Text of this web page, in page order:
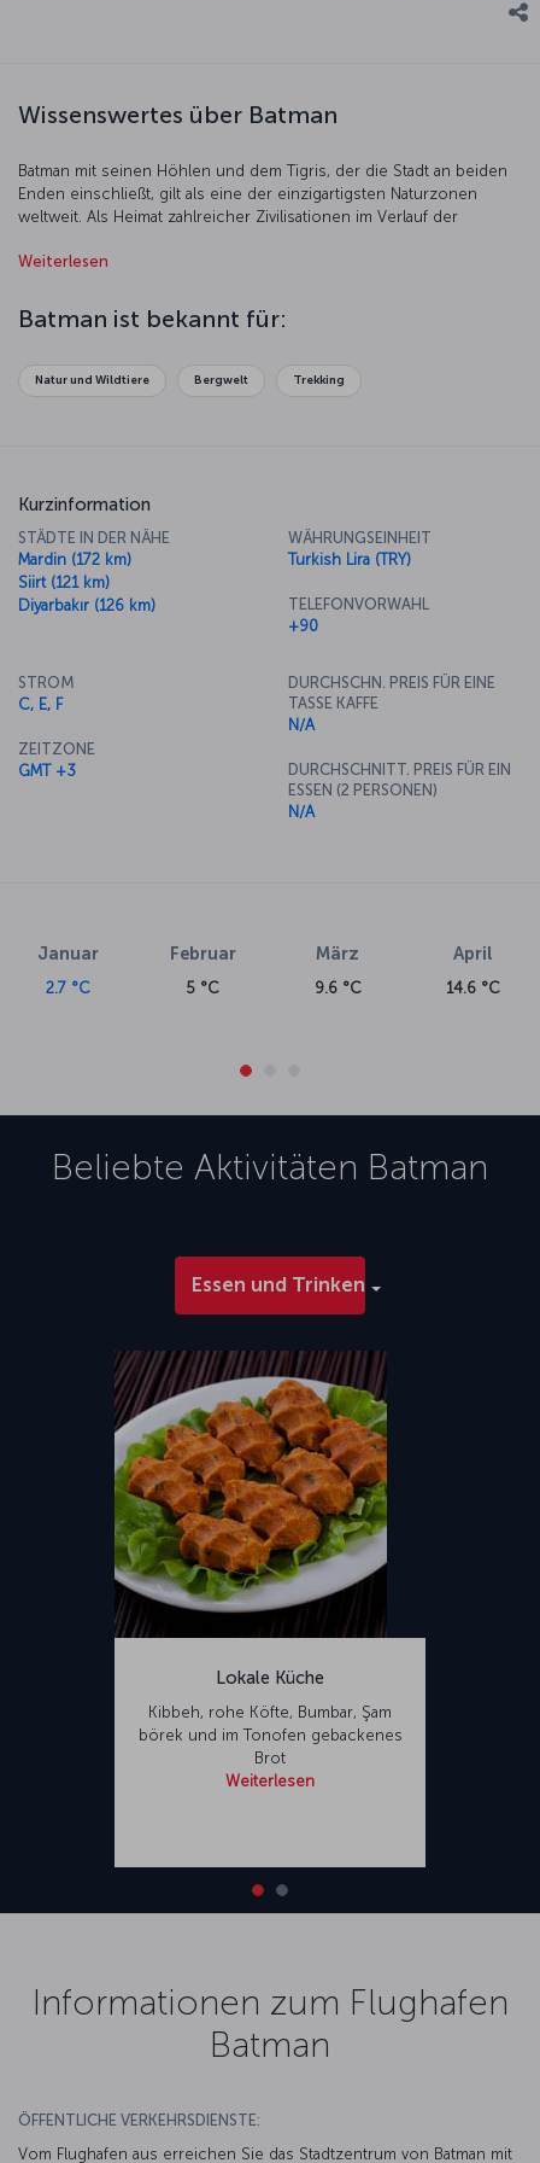
Wissenswertes über Batman
Batman mit seinen Höhlen und dem Tigris, der die Stadt an beiden
Enden einschließt, gilt als eine der einzigartigsten Naturzonen
weltweit. Als Heimat zahlreicher Zivilisationen im Verlauf der
archäologische Stätte. In Hasankeyf, einem antiken Stadtteil von
Genießen Sie den Klang der Geschichte und der Natur. Unser Flug
nach Batman ist zum Einsteigen bereit!
Weiterlesen
Batman ist bekannt für:
Natur und Wildtiere Bergwelt Trekking
Kurzinformation
STÄDTE IN DER NÄHE
Mardin (172 km)
Siirt (121 km)
Diyarbakır (126 km)
WÄHRUNGSEINHEIT
Turkish Lira (TRY)
TELEFONVORWAHL
+90
STROM
C, E, F
ZEITZONE
GMT +3
DURCHSCHN. PREIS FÜR EINE
TASSE KAFFE
N/A
DURCHSCHNITT. PREIS FÜR EIN
ESSEN (2 PERSONEN)
N/A
Januar
2.7 °C
Februar
5 °C
März
9.6 °C
April
14.6 °C
Beliebte Aktivitäten Batman
Essen und Trinken
Lokale Küche
Kibbeh, rohe Köfte, Bumbar, Şam
börek und im Tonofen gebackenes
Brot
Weiterlesen
Informationen zum Flughafen
Batman
ÖFFENTLICHE VERKEHRSDIENSTE:
Vom Flughafen aus erreichen Sie das Stadtzentrum von Batman mit